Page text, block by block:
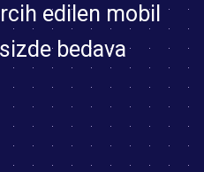
edilen mobil
bedava